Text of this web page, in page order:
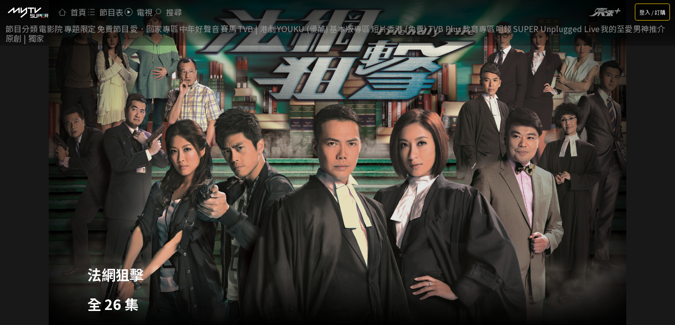
首頁 節目表 電視 搜尋 登入 / 訂購
節目分類電影院專題限定免費節目愛．回家專區中年好聲音賽馬TVB | 港劇YOUKU (優酷)基本版專區短片香港 (免費)TVB Plus教育專區唱錢SUPER Unplugged Live我的至愛男神推介
原創 | 獨家
法網狙擊
全 26 集